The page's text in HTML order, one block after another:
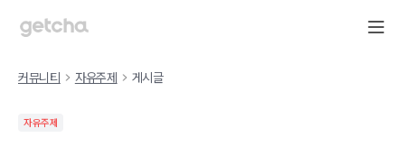
커뮤니티 자유주제 게시글
자유주제